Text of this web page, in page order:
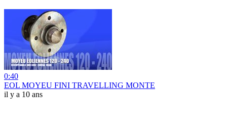
0:40
EOL MOYEU FINI TRAVELLING MONTE
il y a 10 ans